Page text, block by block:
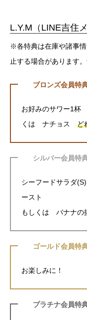
L.Y.M（LINE吉住
※各特典は在庫や諸事
止する場合があります
ブロンズ会員特
お好みのサワー1
くは ナチョス ど
シルバー会員特
シーフードサラダ
ースト
もしくは バナナの
ゴールド会員特
お楽しみに！
プラチナ会員特